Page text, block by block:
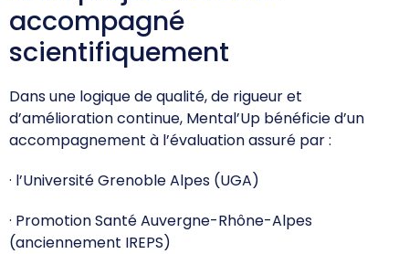
accompagné
scientifiquement
Dans une logique de qualité, de rigueur et
d’amélioration continue, Mental’Up bénéficie d’un
accompagnement à l’évaluation assuré par :
· l’Université Grenoble Alpes (UGA)
· Promotion Santé Auvergne-Rhône-Alpes
(anciennement IREPS)